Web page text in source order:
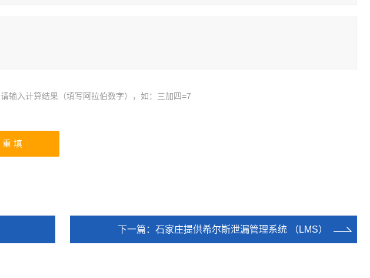
请输入计算结果（填写阿拉伯数字），如：三加四=7
下一篇： 石家庄提供希尔斯泄漏管理系统 （LMS）